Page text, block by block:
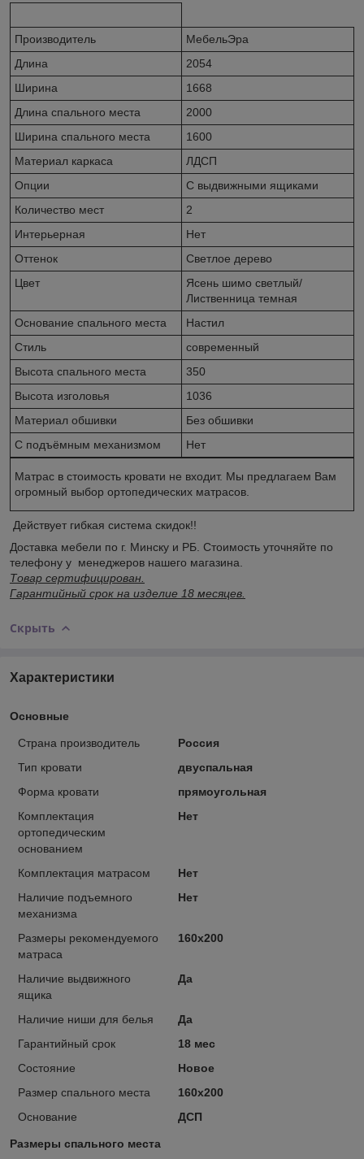
Производитель
МебельЭра
Длина
2054
Ширина
1668
Длина спального места
2000
Ширина спального места
1600
Материал каркаса
ЛДСП
Опции
С выдвижными ящиками
Количество мест
2
Интерьерная
Нет
Оттенок
Светлое дерево
Цвет
Ясень шимо светлый/
Лиственница темная
Основание спального места
Настил
Стиль
современный
Высота спального места
350
Высота изголовья
1036
Материал обшивки
Без обшивки
С подъёмным механизмом
Нет
Матрас в стоимость кровати не входит. Мы предлагаем Вам
огромный выбор ортопедических матрасов.
Действует гибкая система скидок!!
Доставка мебели по г. Минску и РБ. Стоимость уточняйте по
телефону у менеджеров нашего магазина.
Товар сертифицирован.
Гарантийный срок на изделие 18 месяцев.
Скрыть
Характеристики
Основные
Страна производитель
Россия
Тип кровати
двуспальная
Форма кровати
прямоугольная
Комплектация
ортопедическим
основанием
Нет
Комплектация матрасом
Нет
Наличие подъемного
механизма
Нет
Размеры рекомендуемого
матраса
160х200
Наличие выдвижного
ящика
Да
Наличие ниши для белья
Да
Гарантийный срок
18 мес
Состояние
Новое
Размер спального места
160х200
Основание
ДСП
Размеры спального места